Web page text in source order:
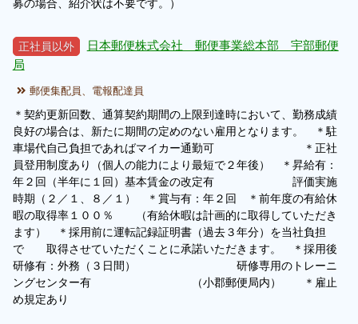
募の場合、紹介状は不要です。）
正社員以外
日本郵便株式会社 郵便事業総本部 宇部郵便
局
郵便集配員、電報配達員
＊契約更新回数、通算契約期間の上限到達時において、勤務成績
良好の場合は、新たに期間の定めのない雇用となります。 ＊駐
車場代自己負担であればマイカー通勤可 ＊正社
員登用制度あり（個人の能力により最短で２年後） ＊昇給有：
年２回（半年に１回）基本賃金の改定有 評価実施
時期（２／１、８／１） ＊賞与有：年２回 ＊前年度の有給休
暇の取得率１００％ （有給休暇は計画的に取得していただき
ます） ＊採用前に運転記録証明書（過去３年分）を当社負担
で 取得させていただくことに承諾いただきます。 ＊採用後
研修有：外務（３日間） 研修専用のトレーニ
ングセンター有 （小郡郵便局内） ＊雇止
め規定あり